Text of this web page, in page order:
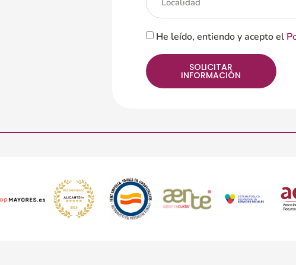
He leído, entiendo y acepto el
SOLICITAR
INFORMACIÓN